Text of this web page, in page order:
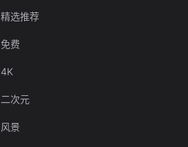
精选推荐
免费
4K
二次元
风景